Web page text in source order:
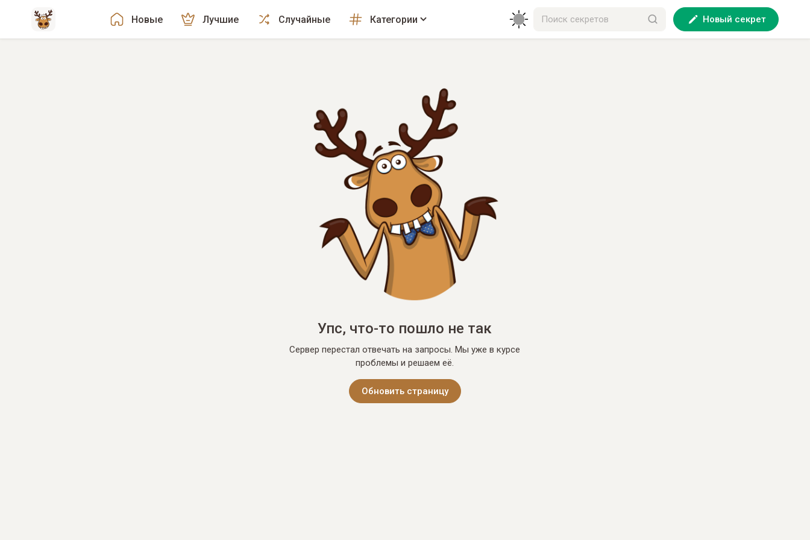
Новые Лучшие Случайные Категории Новый секрет
Упс, что-то пошло не так
Сервер перестал отвечать на запросы. Мы уже в курсе
проблемы и решаем её.
Обновить страницу